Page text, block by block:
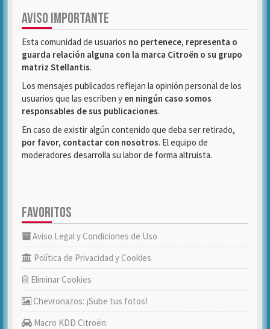
AVISO IMPORTANTE
Esta comunidad de usuarios no pertenece, representa o
guarda relación alguna con la marca Citroën o su grupo
matriz Stellantis.
Los mensajes publicados reflejan la opinión personal de los
usuarios que las escriben y en ningún caso somos
responsables de sus publicaciones.
En caso de existir algún contenido que deba ser retirado,
por favor, contactar con nosotros. El equipo de
moderadores desarrolla su labor de forma altruista.
FAVORITOS
Aviso Legal y Condiciones de Uso
Política de Privacidad y Cookies
Eliminar Cookies
Chevronazos: ¡Sube tus fotos!
Macro KDD Citroën